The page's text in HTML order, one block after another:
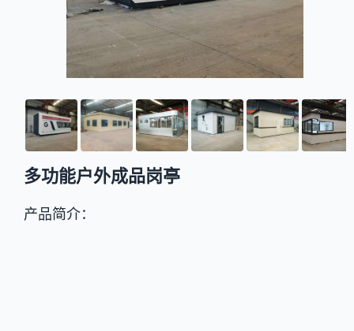
多功能户外成品岗亭
产品简介：